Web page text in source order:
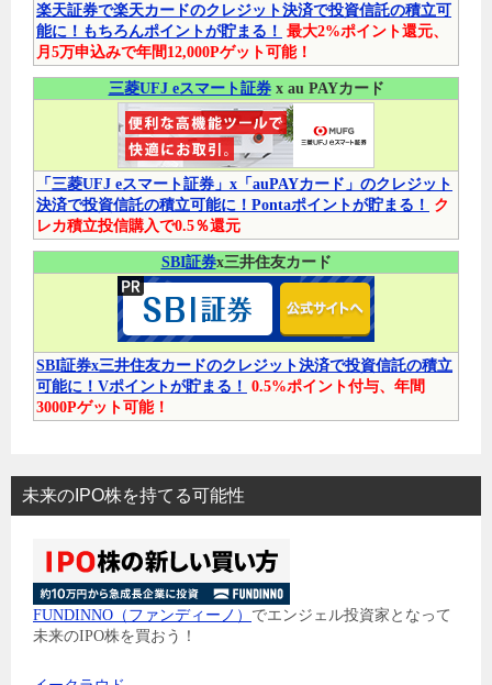
楽天証券で楽天カードのクレジット決済で投資信託の積立可
能に！もちろんポイントが貯まる！ 最大2%ポイント還元、
月5万申込みで年間12,000Pゲット可能！
三菱UFJ eスマート証券x au PAYカード
「三菱UFJ eスマート証券」x「auPAYカード」のクレジット
決済で投資信託の積立可能に！Pontaポイントが貯まる！
ク
レカ積立投信購入で0.5％還元
SBI証券x三井住友カード
SBI証券x三井住友カードのクレジット決済で投資信託の積立
可能に！Vポイントが貯まる！ 0.5%ポイント付与、年間
3000Pゲット可能！
未来のIPO株を持てる可能性
FUNDINNO（ファンディーノ） でエンジェル投資家となって
未来のIPO株を買おう！